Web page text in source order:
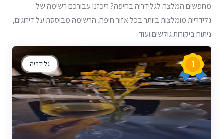
מחפשים המלצה לגלידריה בחיפה? ריכזנו עבורכם רשימה של
גלידריות מומלצות ביותר בכל אזור חיפה. הרשימה מבוססת על דירוגים,
ניתוח ביקורות גולשים ועוד.
גלידריה 1